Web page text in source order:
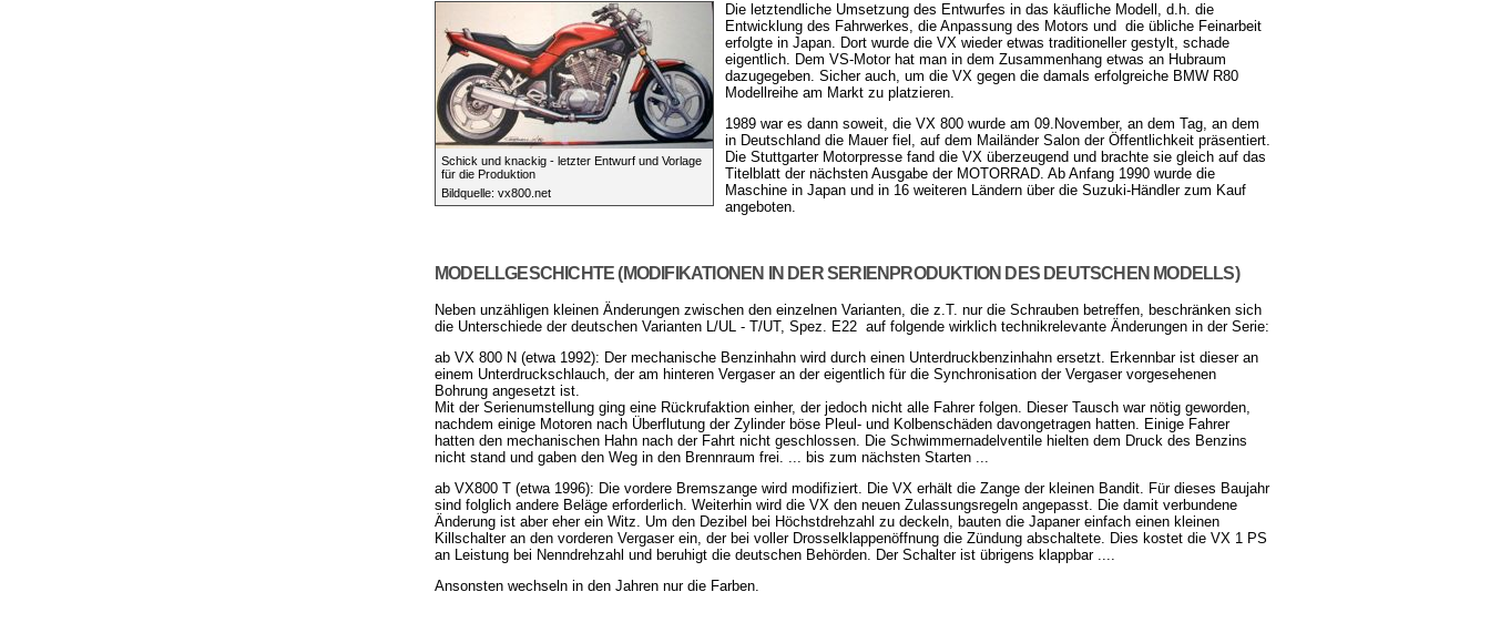
Schick und knackig - letzter Entwurf und Vorlage
für die Produktion
Bildquelle: vx800.net
Die letztendliche Umsetzung des Entwurfes in das käufliche Modell, d.h. die
Entwicklung des Fahrwerkes, die Anpassung des Motors und die übliche Feinarbeit
erfolgte in Japan. Dort wurde die VX wieder etwas traditioneller gestylt, schade
eigentlich. Dem VS-Motor hat man in dem Zusammenhang etwas an Hubraum
dazugegeben. Sicher auch, um die VX gegen die damals erfolgreiche BMW R80
Modellreihe am Markt zu platzieren.
1989 war es dann soweit, die VX 800 wurde am 09.November, an dem Tag, an dem
in Deutschland die Mauer fiel, auf dem Mailänder Salon der Öffentlichkeit präsentiert.
Die Stuttgarter Motorpresse fand die VX überzeugend und brachte sie gleich auf das
Titelblatt der nächsten Ausgabe der MOTORRAD. Ab Anfang 1990 wurde die
Maschine in Japan und in 16 weiteren Ländern über die Suzuki-Händler zum Kauf
angeboten.
MODELLGESCHICHTE (MODIFIKATIONEN IN DER SERIENPRODUKTION DES DEUTSCHEN MODELLS)
Neben unzähligen kleinen Änderungen zwischen den einzelnen Varianten, die z.T. nur die Schrauben betreffen, beschränken sich
die Unterschiede der deutschen Varianten L/UL - T/UT, Spez. E22 auf folgende wirklich technikrelevante Änderungen in der Serie:
ab VX 800 N (etwa 1992): Der mechanische Benzinhahn wird durch einen Unterdruckbenzinhahn ersetzt. Erkennbar ist dieser an
einem Unterdruckschlauch, der am hinteren Vergaser an der eigentlich für die Synchronisation der Vergaser vorgesehenen
Bohrung angesetzt ist.
Mit der Serienumstellung ging eine Rückrufaktion einher, der jedoch nicht alle Fahrer folgen. Dieser Tausch war nötig geworden,
nachdem einige Motoren nach Überflutung der Zylinder böse Pleul- und Kolbenschäden davongetragen hatten. Einige Fahrer
hatten den mechanischen Hahn nach der Fahrt nicht geschlossen. Die Schwimmernadelventile hielten dem Druck des Benzins
nicht stand und gaben den Weg in den Brennraum frei. ... bis zum nächsten Starten ...
ab VX800 T (etwa 1996): Die vordere Bremszange wird modifiziert. Die VX erhält die Zange der kleinen Bandit. Für dieses Baujahr
sind folglich andere Beläge erforderlich. Weiterhin wird die VX den neuen Zulassungsregeln angepasst. Die damit verbundene
Änderung ist aber eher ein Witz. Um den Dezibel bei Höchstdrehzahl zu deckeln, bauten die Japaner einfach einen kleinen
Killschalter an den vorderen Vergaser ein, der bei voller Drosselklappenöffnung die Zündung abschaltete. Dies kostet die VX 1 PS
an Leistung bei Nenndrehzahl und beruhigt die deutschen Behörden. Der Schalter ist übrigens klappbar ....
Ansonsten wechseln in den Jahren nur die Farben.